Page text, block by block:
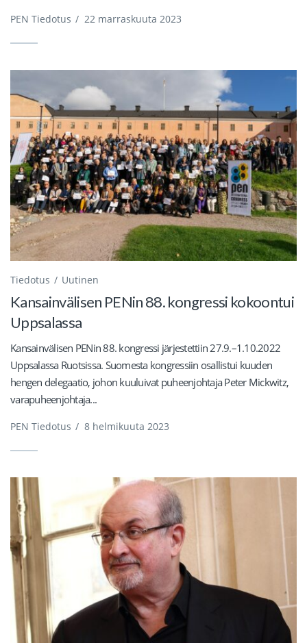
PEN Tiedotus / 22 marraskuuta 2023
Tiedotus Uutinen
Kansainvälisen PENin 88. kongressi kokoontui
Uppsalassa
Kansainvälisen PENin 88. kongressi järjestettiin 27.9.–1.10.2022
Uppsalassa Ruotsissa. Suomesta kongressiin osallistui kuuden
hengen delegaatio, johon kuuluivat puheenjohtaja Peter Mickwitz,
varapuheenjohtaja...
PEN Tiedotus / 8 helmikuuta 2023